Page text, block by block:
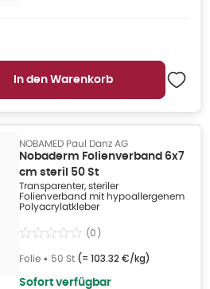
In den Warenkorb
NOBAMED Paul Danz AG
Nobaderm Folienverband 6x7
cm steril 50 St
Transparenter, steriler
Folienverband mit hypoallergenem
Polyacrylatkleber
(0)
Folie • 50 St (= 103.32 €/kg)
Sofort verfügbar